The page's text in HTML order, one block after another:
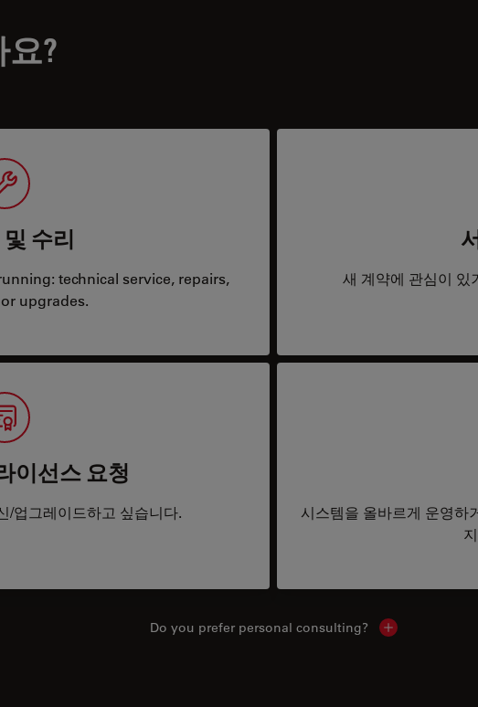
?
수리
technical service, repairs,
upgrades.
새 계약에 관심이 있
이선스 요청
/업그레이드하고 싶습니다.
시스템을 올바르게 운영하
Do you prefer personal consulting? Show local